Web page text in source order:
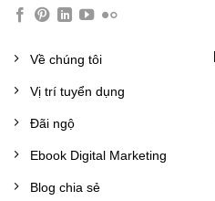
Về chúng tôi
Vị trí tuyển dụng
Đãi ngộ
Ebook Digital Marketing
Blog chia sẻ